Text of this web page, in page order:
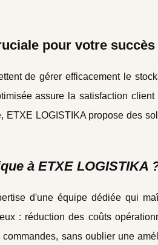
pour votre succès
de gérer efficacement le
assure la satisfaction
LOGISTIKA propose des
à ETXE LOGISTIKA
d'une équipe dédiée qui
: réduction des coûts
sans oublier une